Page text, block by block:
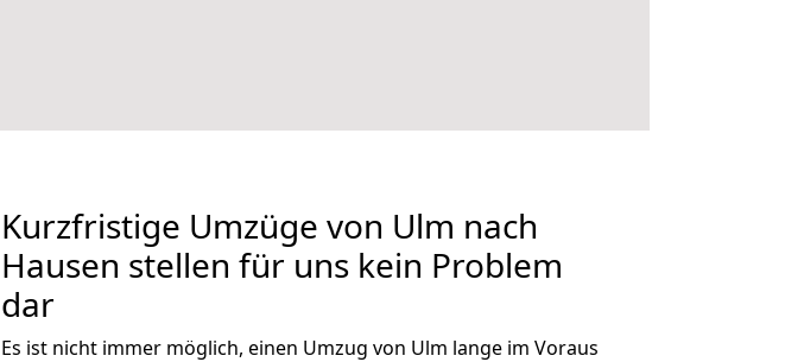
Kurzfristige Umzüge von Ulm nach
Hausen stellen für uns kein Problem
dar
Es ist nicht immer möglich, einen Umzug von Ulm lange im Voraus